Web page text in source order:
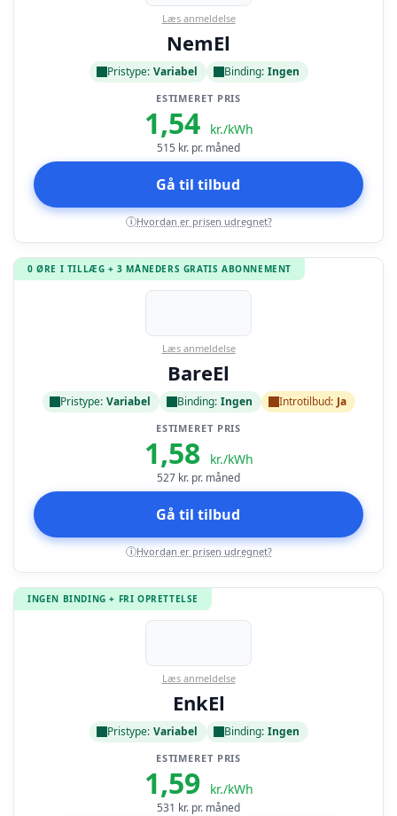
Læs anmeldelse
NemEl
Pristype: Variabel Binding: Ingen
ESTIMERET PRIS
1,54 kr./kWh
515 kr. pr. måned
Gå til tilbud
i Hvordan er prisen udregnet?
0 ØRE I TILLÆG + 3 MÅNEDERS GRATIS ABONNEMENT
Læs anmeldelse
BareEl
Pristype: Variabel Binding: Ingen Introtilbud: Ja
ESTIMERET PRIS
1,58 kr./kWh
527 kr. pr. måned
Gå til tilbud
i Hvordan er prisen udregnet?
INGEN BINDING + FRI OPRETTELSE
Læs anmeldelse
EnkEl
Pristype: Variabel Binding: Ingen
ESTIMERET PRIS
1,59 kr./kWh
531 kr. pr. måned